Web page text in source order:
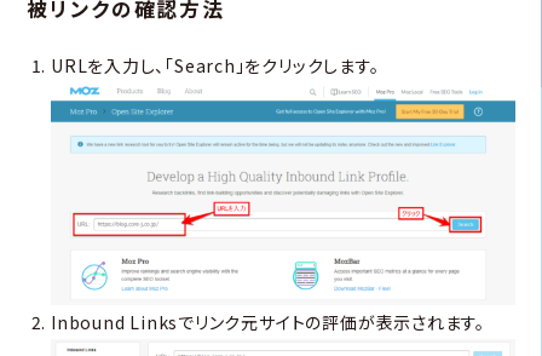
被リンクの確認方法
URLを入力し、「Search」をクリックします。
Inbound Linksでリンク元サイトの評価が表示されます。